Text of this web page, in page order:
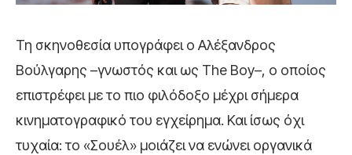
Τη σκηνοθεσία υπογράφει ο Αλέξανδρος
Βούλγαρης –γνωστός και ως The Boy–, ο οποίος
επιστρέφει με το πιο φιλόδοξο μέχρι σήμερα
κινηματογραφικό του εγχείρημα. Και ίσως όχι
τυχαία: το «Σουέλ» μοιάζει να ενώνει οργανικά